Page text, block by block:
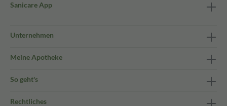
Sanicare App
Unternehmen
Meine Apotheke
So geht's
Rechtliches